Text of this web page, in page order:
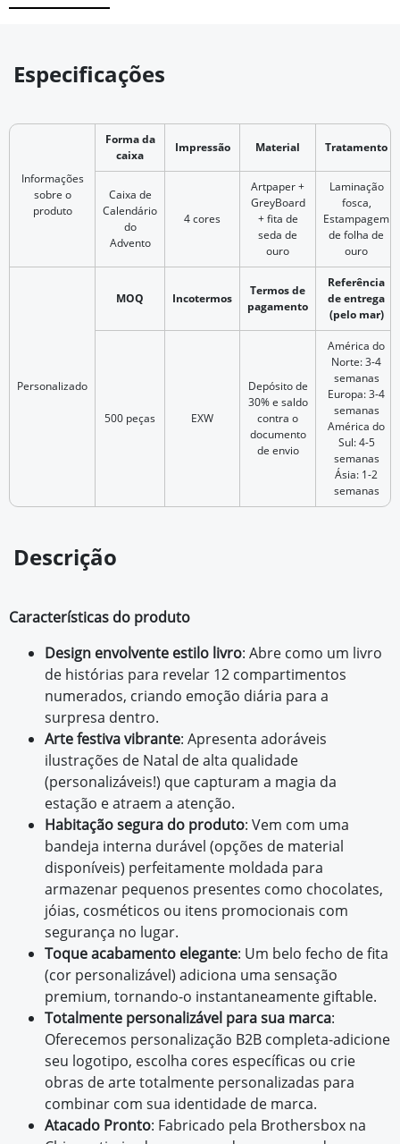
Especificações
Informações
sobre o
produto
Forma da
caixa
Impressão Material Tratamento
Caixa de
Calendário
do
Advento
4 cores
Artpaper +
GreyBoard
+ fita de
seda de
ouro
Laminação
fosca,
Estampagem
de folha de
ouro
Personalizado
MOQ Incotermos
Termos de
pagamento
Referência
de entrega
(pelo mar)
500 peças EXW
Depósito de
30% e saldo
contra o
documento
de envio
América do
Norte: 3-4
semanas
Europa: 3-4
semanas
América do
Sul: 4-5
semanas
Ásia: 1-2
semanas
Descrição
Características do produto
Design envolvente estilo livro: Abre como um livro
de histórias para revelar 12 compartimentos
numerados, criando emoção diária para a
surpresa dentro.
Arte festiva vibrante: Apresenta adoráveis
ilustrações de Natal de alta qualidade
(personalizáveis!) que capturam a magia da
estação e atraem a atenção.
Habitação segura do produto: Vem com uma
bandeja interna durável (opções de material
disponíveis) perfeitamente moldada para
armazenar pequenos presentes como chocolates,
jóias, cosméticos ou itens promocionais com
segurança no lugar.
Toque acabamento elegante: Um belo fecho de fita
(cor personalizável) adiciona uma sensação
premium, tornando-o instantaneamente giftable.
Totalmente personalizável para sua marca:
Oferecemos personalização B2B completa-adicione
seu logotipo, escolha cores específicas ou crie
obras de arte totalmente personalizadas para
combinar com sua identidade de marca.
Atacado Pronto: Fabricado pela Brothersbox na